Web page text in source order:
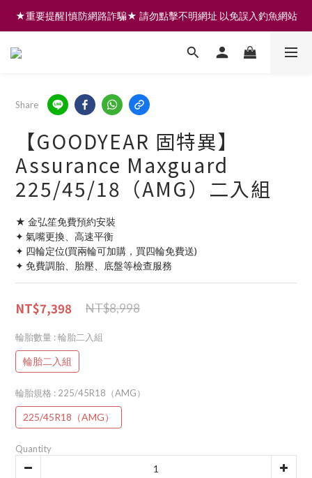
註冊會員享200元購物金 | 全館滿999免運 | 可門市取貨/安裝
★重要提醒|慎防網路詐騙★ 請勿點擊不明網址 以免誤入釣魚網站
註冊會員享200元購物金 | 全館滿999免運 | 可門市取貨/安裝
Share
【GOODYEAR 固特異】
Assurance Maxguard
225/45/18（AMG）二入組
★ 金弘笙免費預約安裝
✦ 氣嘴更換、高速平衡
✦ 四輪定位(買兩輪可加購，買四輪免費送)
✦ 免費調胎、胎壓、底盤等檢查服務
NT$8,998
NT$7,398
輪胎數量 : 輪胎二入組
輪胎二入組
輪胎規格 : 225/45R18（AMG）
225/45R18（AMG）
Quantity